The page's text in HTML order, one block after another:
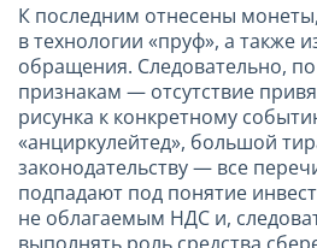
К последним отнесены
в технологии «пруф», а также
обращения. Следовательно,
признакам — отсутствие
рисунка к конкретному
«анциркулейтед», большой
законодательству — все
подпадают под понятие
не облагаемым НДС и,